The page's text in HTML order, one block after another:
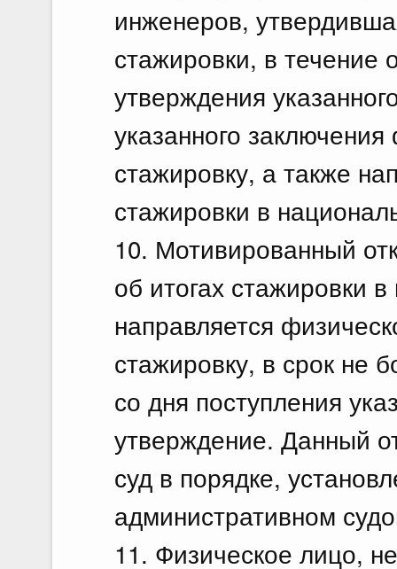
инженеров,
стажировки, в течение
утверждения
указанного
стажировку, а также
стажировки в
10. Мотивированный
об итогах стажировки
направляется
стажировку, в срок не
со дня поступления
утверждение. Данный
суд в порядке,
административном
11. Физическое лицо,